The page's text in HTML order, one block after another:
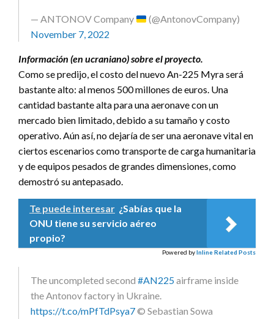
— ANTONOV Company
(@AntonovCompany)
November 7, 2022
Información (en ucraniano) sobre el proyecto.
Como se predijo, el costo del nuevo An-225 Myra será
bastante alto: al menos 500 millones de euros. Una
cantidad bastante alta para una aeronave con un
mercado bien limitado, debido a su tamaño y costo
operativo. Aún así, no dejaría de ser una aeronave vital en
ciertos escenarios como transporte de carga humanitaria
y de equipos pesados de grandes dimensiones, como
demostró su antepasado.
Te puede interesar ¿Sabías que la
ONU tiene su servicio aéreo
propio?
Powered byInline Related Posts
The uncompleted second #AN225airframe inside
the Antonov factory in Ukraine.
https://t.co/mPfTdPsya7© Sebastian Sowa